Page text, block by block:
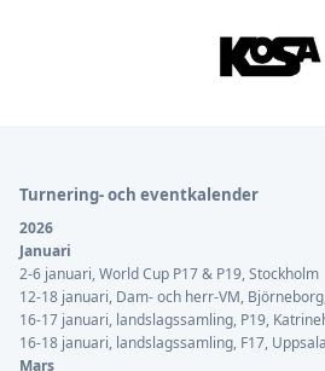
Turnering- och eventkalender
2026
Januari
2-6 januari, World Cup P17 & P19, Stockholm
12-18 januari, Dam- och herr-VM,
16-17 januari, landslagssamling, P19,
16-18 januari, landslagssamling, F17, Uppsala
Mars